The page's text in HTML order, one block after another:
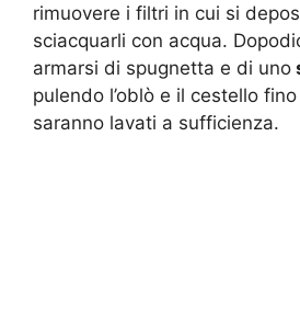
rimuovere i filtri in cui si
sciacquarli con acqua.
armarsi di spugnetta e di uno
pulendo l’oblò e il cestello
saranno lavati a sufficienza.